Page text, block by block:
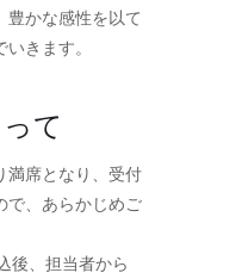
豊かな感性を以て
きます。
て
満席となり、受付
で、あらかじめご
後、担当者から